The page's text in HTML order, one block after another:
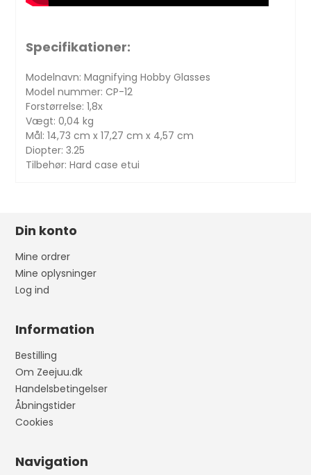
Specifikationer:
Modelnavn: Magnifying Hobby Glasses
Model nummer: CP-12
Forstørrelse: 1,8x
Vægt: 0,04 kg
Mål: 14,73 cm x 17,27 cm x 4,57 cm
Diopter: 3.25
Tilbehør: Hard case etui
Din konto
Mine ordrer
Mine oplysninger
Log ind
Information
Bestilling
Om Zeejuu.dk
Handelsbetingelser
Åbningstider
Cookies
Navigation